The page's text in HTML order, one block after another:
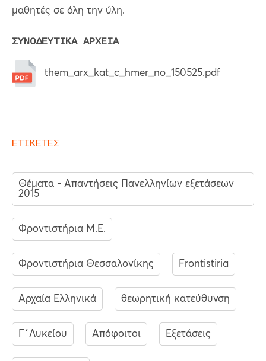
μαθητές σε όλη την ύλη.
ΣΥΝΟΔΕΥΤΙΚΑ ΑΡΧΕΙΑ
them_arx_kat_c_hmer_no_150525.pdf
ΕΤΙΚΕΤΕΣ
Θέματα - Απαντήσεις Πανελληνίων εξετάσεων
2015
Φροντιστήρια Μ.Ε.
Φροντιστήρια Θεσσαλονίκης Frontistiria
Αρχαία Ελληνικά θεωρητική κατεύθυνση
Γ΄Λυκείου Απόφοιτοι Εξετάσεις